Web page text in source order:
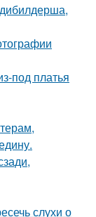
под платья
слухи о